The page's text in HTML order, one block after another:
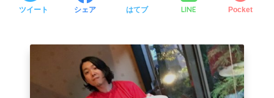
ツイート シェア はてブ LINE Pocket